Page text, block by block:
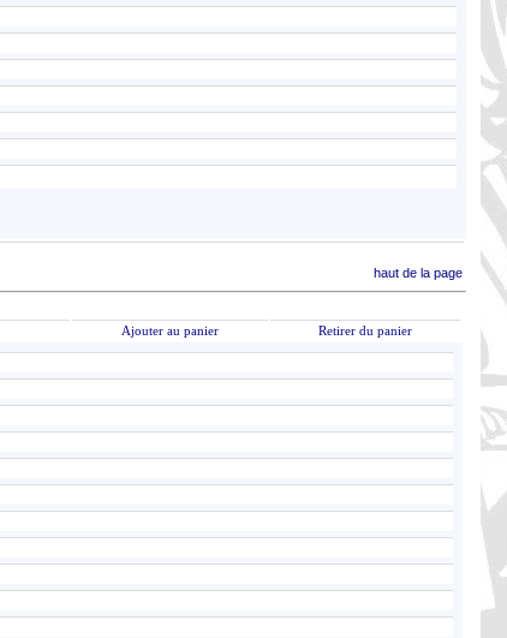
haut de la page
Ajouter au panier Retirer du panier